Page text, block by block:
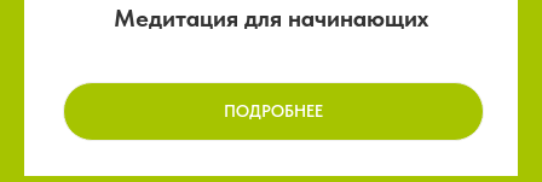
Медитация для начинающих
ПОДРОБНЕЕ